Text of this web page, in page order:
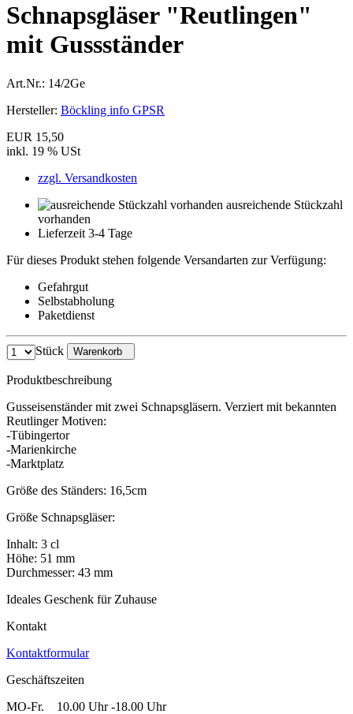
Schnapsgläser "Reutlingen"
mit Gussständer
Art.Nr.: 14/2Ge
Hersteller: Böckling info GPSR
EUR 15,50
inkl. 19 % USt
zzgl. Versandkosten
ausreichende Stückzahl
vorhanden
Lieferzeit 3-4 Tage
Für dieses Produkt stehen folgende Versandarten zur Verfügung:
Gefahrgut
Selbstabholung
Paketdienst
Stück Warenkorb
Produktbeschreibung
Gusseisenständer mit zwei Schnapsgläsern. Verziert mit bekannten
Reutlinger Motiven:
-Tübingertor
-Marienkirche
-Marktplatz
Größe des Ständers: 16,5cm
Größe Schnapsgläser:
Inhalt: 3 cl
Höhe: 51 mm
Durchmesser: 43 mm
Ideales Geschenk für Zuhause
Kontakt
Kontaktformular
Geschäftszeiten
MO-Fr. 10.00 Uhr -18.00 Uhr